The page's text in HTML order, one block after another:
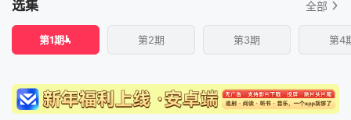
选集 全部
第1期 第2期 第3期 第4